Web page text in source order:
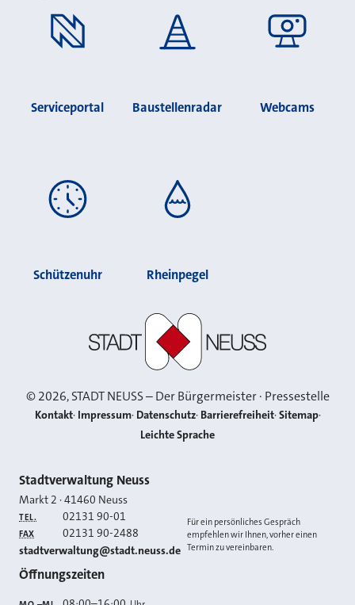
Serviceportal Baustellenradar Webcams
Schützenuhr Rheinpegel
©2026, STADT NEUSS – Der Bürgermeister · Pressestelle
Kontakt Impressum Datenschutz Barrierefreiheit Sitemap
Leichte Sprache
Kontakt
Stadtverwaltung Neuss
Markt 2 ·41460 Neuss
TEL. 02131 90-01
FAX 02131 90-2488
E-MAIL
stadtverwaltung@stadt.neuss.de
Für ein persönliches Gespräch
empfehlen wir Ihnen, vorher einen
Termin zu vereinbaren.
Öffnungszeiten